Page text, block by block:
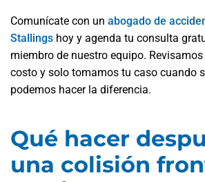
Comunícate con un abogado de
Stallings hoy y agenda tu consulta
miembro de nuestro equipo.
costo y solo tomamos tu caso cuando
podemos hacer la diferencia.
Qué hacer
una colisión